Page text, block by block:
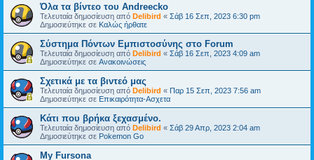
Όλα τα βίντεο του Andreecko
Τελευταία δημοσίευση από Delibird « Σάβ 16 Σεπ, 2023 6:30 pm
Δημοσιεύτηκε σε Kαλώς ήρθατε
Σύστημα Πόντων Εμπιστοσύνης στο Forum
Τελευταία δημοσίευση από Delibird « Σάβ 16 Σεπ, 2023 4:09 am
Δημοσιεύτηκε σε Ανακοινώσεις
Σχετικά με τα βιντεό μας
Τελευταία δημοσίευση από Delibird « Παρ 15 Σεπ, 2023 7:56 am
Δημοσιεύτηκε σε Επικαιρότητα-Ασχετα
Κάτι που βρήκα ξεχασμένο.
Τελευταία δημοσίευση από Delibird « Σάβ 29 Απρ, 2023 2:04 am
Δημοσιεύτηκε σε Pokemon Go
My Fursona